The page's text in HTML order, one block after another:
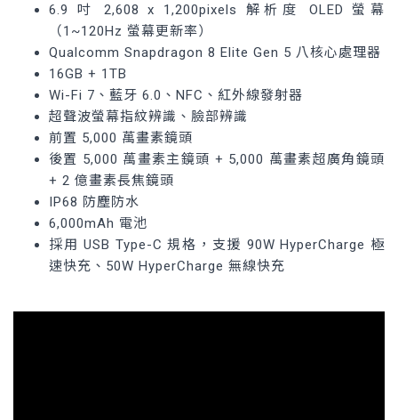
6.9 吋 2,608 x 1,200pixels 解析度 OLED 螢幕
（1~120Hz 螢幕更新率）
Qualcomm Snapdragon 8 Elite Gen 5 八核心處理器
16GB + 1TB
Wi-Fi 7、藍牙 6.0、NFC、紅外線發射器
超聲波螢幕指紋辨識、臉部辨識
前置 5,000 萬畫素鏡頭
後置 5,000 萬畫素主鏡頭 + 5,000 萬畫素超廣角鏡頭
+ 2 億畫素長焦鏡頭
IP68 防塵防水
6,000mAh 電池
採用 USB Type-C 規格，支援 90W HyperCharge 極
速快充、50W HyperCharge 無線快充